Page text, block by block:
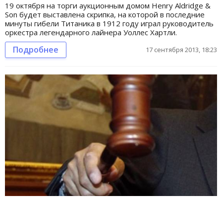
19 октября на торги аукционным домом Henry Aldridge &
Son будет выставлена скрипка, на которой в последние
минуты гибели Титаника в 1912 году играл руководитель
оркестра легендарного лайнера Уоллес Хартли.
Подробнее 17 сентября 2013, 18:23